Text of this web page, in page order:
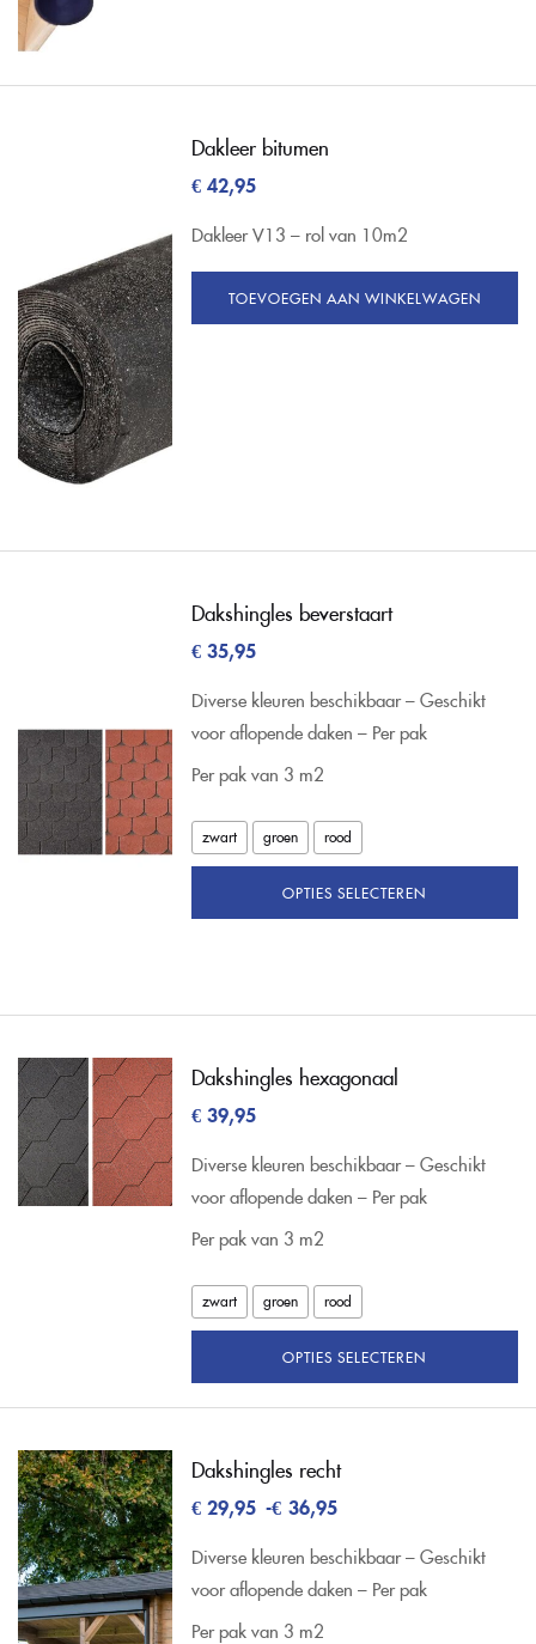
Dakleer bitumen
€42,95
Dakleer V13 – rol van 10m2
TOEVOEGEN AAN WINKELWAGEN
Dakshingles beverstaart
€35,95
Diverse kleuren beschikbaar – Geschikt
voor aflopende daken – Per pak
Per pak van 3 m2
zwart groen rood
OPTIES SELECTEREN
Dakshingles hexagonaal
€39,95
Diverse kleuren beschikbaar – Geschikt
voor aflopende daken – Per pak
Per pak van 3 m2
zwart groen rood
OPTIES SELECTEREN
Dakshingles recht
€29,95 -€ 36,95
Diverse kleuren beschikbaar – Geschikt
voor aflopende daken – Per pak
Per pak van 3 m2